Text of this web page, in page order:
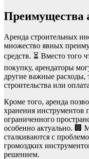
Преимущества
Аренда строительных
множество явных
средств. ⏳ Вместо того
покупку, арендаторы
другие важные расходы,
строительства или
Кроме того, аренда
хранения инструментов
ограниченного
особенно актуально. 🏢
сталкиваются с
громоздких
решением.